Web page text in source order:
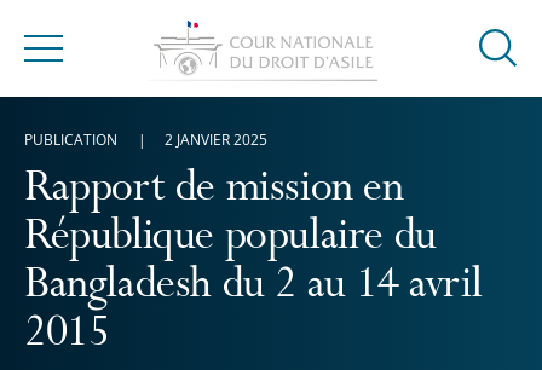
Menu
Ouvrir
Rapport de mission en
République populaire du
Bangladesh du 2 au 14 avril
2015
PUBLICATION 2 JANVIER 2025